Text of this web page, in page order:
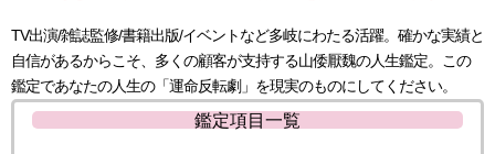
TV出演/雑誌監修/書籍出版/イベントなど多岐にわたる活躍。確かな実績と
自信があるからこそ、多くの顧客が支持する山倭厭魏の人生鑑定。この
鑑定であなたの人生の「運命反転劇」を現実のものにしてください。
鑑定項目一覧